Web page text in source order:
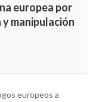
europea por
manipulación
europeos a